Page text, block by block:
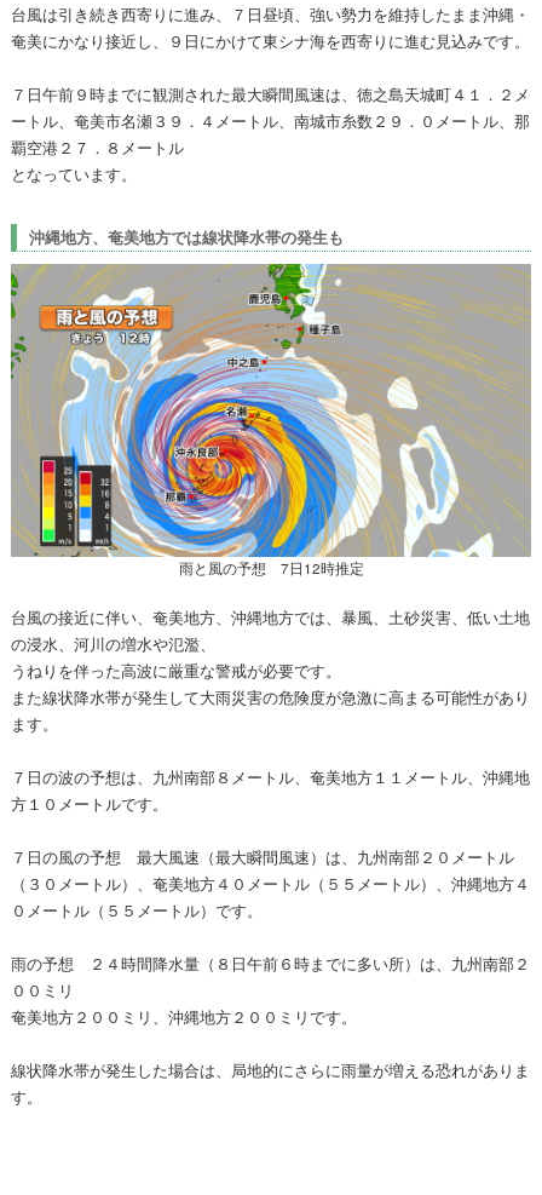
台風は引き続き西寄りに進み、７日昼頃、強い勢力を維持したまま沖縄・
奄美にかなり接近し、９日にかけて東シナ海を西寄りに進む見込みです。
７日午前９時までに観測された最大瞬間風速は、徳之島天城町４１．２メ
ートル、奄美市名瀬３９．４メートル、南城市糸数２９．０メートル、那
覇空港２７．８メートル
となっています。
沖縄地方、奄美地方では線状降水帯の発生も
雨と風の予想 7日12時推定
台風の接近に伴い、奄美地方、沖縄地方では、暴風、土砂災害、低い土地
の浸水、河川の増水や氾濫、
うねりを伴った高波に厳重な警戒が必要です。
また線状降水帯が発生して大雨災害の危険度が急激に高まる可能性があり
ます。
７日の波の予想は、九州南部８メートル、奄美地方１１メートル、沖縄地
方１０メートルです。
７日の風の予想 最大風速（最大瞬間風速）は、九州南部２０メートル
（３０メートル）、奄美地方４０メートル（５５メートル）、沖縄地方４
０メートル（５５メートル）です。
雨の予想 ２４時間降水量（８日午前６時までに多い所）は、九州南部２
００ミリ
奄美地方２００ミリ、沖縄地方２００ミリです。
線状降水帯が発生した場合は、局地的にさらに雨量が増える恐れがありま
す。